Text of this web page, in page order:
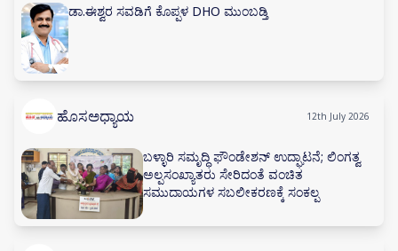
ಡಾ.ಈಶ್ವರ ಸವಡಿಗೆ ಕೊಪ್ಪಳ DHO ಮುಂಬಡ್ತಿ
ಹೊಸಅಧ್ಯಾಯ 12th July 2026
ಬಳ್ಳಾರಿ ಸಮೃದ್ಧಿ ಫೌಂಡೇಶನ್ ಉದ್ಘಾಟನೆ; ಲಿಂಗತ್ವ
ಅಲ್ಪಸಂಖ್ಯಾತರು ಸೇರಿದಂತೆ ವಂಚಿತ
ಸಮುದಾಯಗಳ ಸಬಲೀಕರಣಕ್ಕೆ ಸಂಕಲ್ಪ